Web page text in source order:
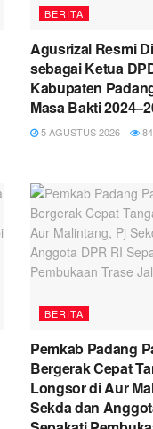
BERITA
Agusrizal Resmi
sebagai Ketua
Kabupaten
Masa Bakti
5 AGUSTUS 2026 84
BERITA
Pemkab Padang
Bergerak Cepat
Longsor di Aur
Sekda dan